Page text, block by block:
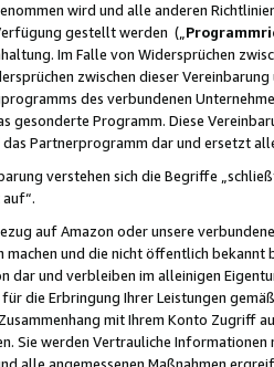
wird und alle anderen
gestellt werden („
Im Falle von Widersprüchen
zwischen dieser
des verbundenen
gesonderte Programm. Diese
das Partnerprogramm dar und ersetzt
verstehen sich die Begriffe
auf Amazon oder unsere
und die nicht öffentlich
dar und verbleiben im alleinigen
die Erbringung Ihrer Leistungen
mit Ihrem Konto
Sie werden Vertrauliche